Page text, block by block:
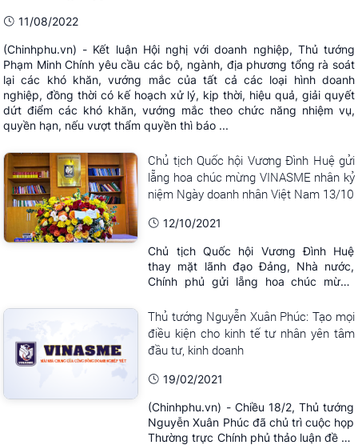
11/08/2022
(Chinhphu.vn) - Kết luận Hội nghị với doanh nghiệp, Thủ tướng
Phạm Minh Chính yêu cầu các bộ, ngành, địa phương tổng rà soát
lại các khó khăn, vướng mắc của tất cả các loại hình doanh
nghiệp, đồng thời có kế hoạch xử lý, kịp thời, hiệu quả, giải quyết
dứt điểm các khó khăn, vướng mắc theo chức năng nhiệm vụ,
quyền hạn, nếu vượt thẩm quyền thì báo ...
Chủ tịch Quốc hội Vương Đình Huệ gửi
lẵng hoa chúc mừng VINASME nhân kỷ
niệm Ngày doanh nhân Việt Nam 13/10
12/10/2021
Chủ tịch Quốc hội Vương Đình Huệ
thay mặt lãnh đạo Đảng, Nhà nước,
Chính phủ gửi lẵng hoa chúc mừng
nhân Việt Nam 13/10.
Thủ tướng Nguyễn Xuân Phúc: Tạo mọi
điều kiện cho kinh tế tư nhân yên tâm
đầu tư, kinh doanh
19/02/2021
(Chinhphu.vn) - Chiều 18/2, Thủ tướng
Nguyễn Xuân Phúc đã chủ trì cuộc họp
Thường trực Chính phủ thảo luận đề án